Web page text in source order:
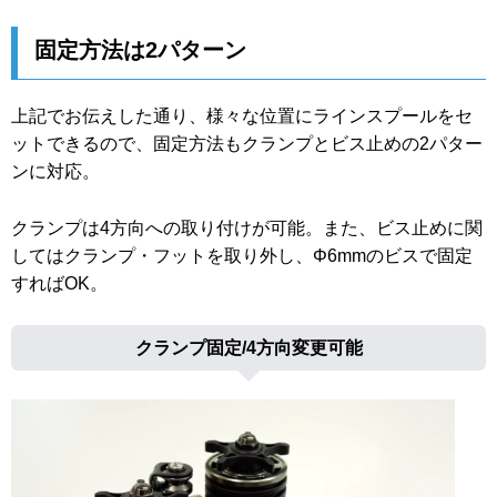
固定方法は2パターン
上記でお伝えした通り、様々な位置にラインスプールをセ
ットできるので、固定方法もクランプとビス止めの2パター
ンに対応。
クランプは4方向への取り付けが可能。また、ビス止めに関
してはクランプ・フットを取り外し、Φ6mmのビスで固定
すればOK。
クランプ固定/4方向変更可能